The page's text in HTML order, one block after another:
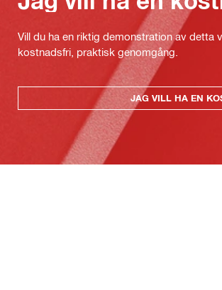
Vill du ha en riktig demonstration av detta
kostnadsfri, praktisk genomgång.
JAG VILL HA EN